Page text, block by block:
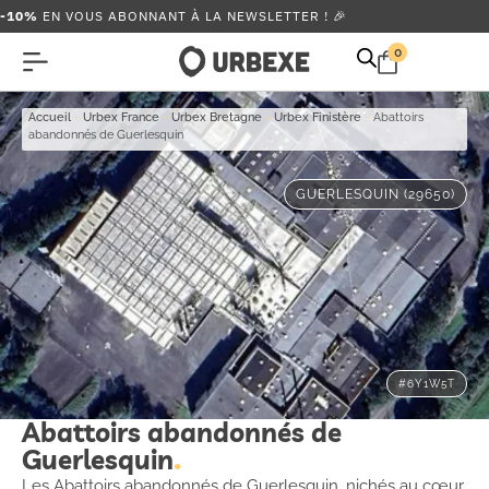
-10% EN VOUS ABONNANT À LA NEWSLETTER ! 🎉
0
Accueil - Urbex France - Urbex Bretagne - Urbex Finistère - Abattoirs
abandonnés de Guerlesquin
GUERLESQUIN (29650)
#6Y1W5T
Abattoirs abandonnés de
Guerlesquin